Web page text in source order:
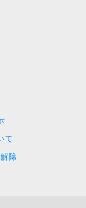
て
除